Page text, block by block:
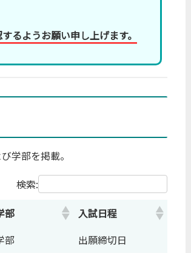
るようお願い申し上げます。
学部を掲載。
検索:
部
入試日程
部
出願締切日